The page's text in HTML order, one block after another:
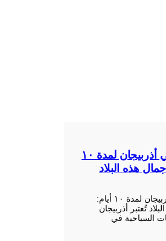
جدول سياحي في أذربيجان لمدة ١٠
هذه البلاد
جدول سياحي في أذربيجان لمدة ١٠ أيام:
تُعتبر أذربيجان
السياحية في